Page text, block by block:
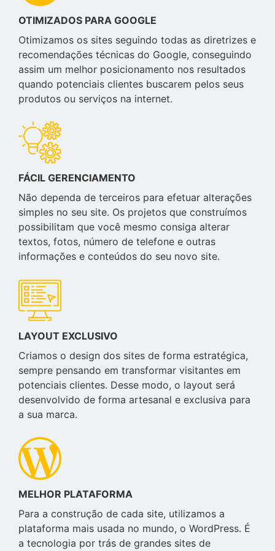
OTIMIZADOS PARA GOOGLE
Otimizamos os sites seguindo todas as diretrizes e
recomendações técnicas do Google, conseguindo
assim um melhor posicionamento nos resultados
quando potenciais clientes buscarem pelos seus
produtos ou serviços na internet.
FÁCIL GERENCIAMENTO
Não dependa de terceiros para efetuar alterações
simples no seu site. Os projetos que construímos
possibilitam que você mesmo consiga alterar
textos, fotos, número de telefone e outras
informações e conteúdos do seu novo site.
LAYOUT EXCLUSIVO
Criamos o design dos sites de forma estratégica,
sempre pensando em transformar visitantes em
potenciais clientes. Desse modo, o layout será
desenvolvido de forma artesanal e exclusiva para
a sua marca.
MELHOR PLATAFORMA
Para a construção de cada site, utilizamos a
plataforma mais usada no mundo, o WordPress. É
a tecnologia por trás de grandes sites de